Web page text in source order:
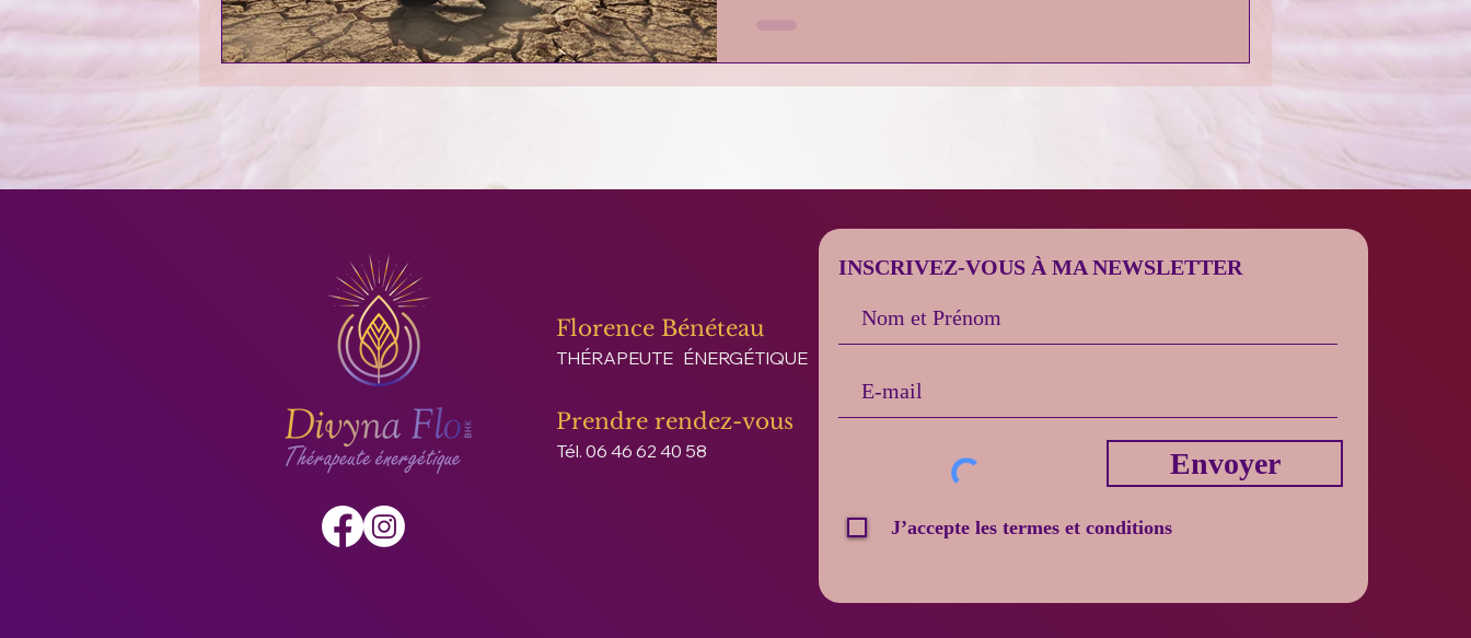
Florence Bénéteau
THÉRAPEUTE ÉNERGÉTIQUE
Prendre rendez-vous
Tél. 06 46 62 40 58
INSCRIVEZ-VOUS À MA NEWSLETTER
Envoyer
J’accepte les termes et conditions